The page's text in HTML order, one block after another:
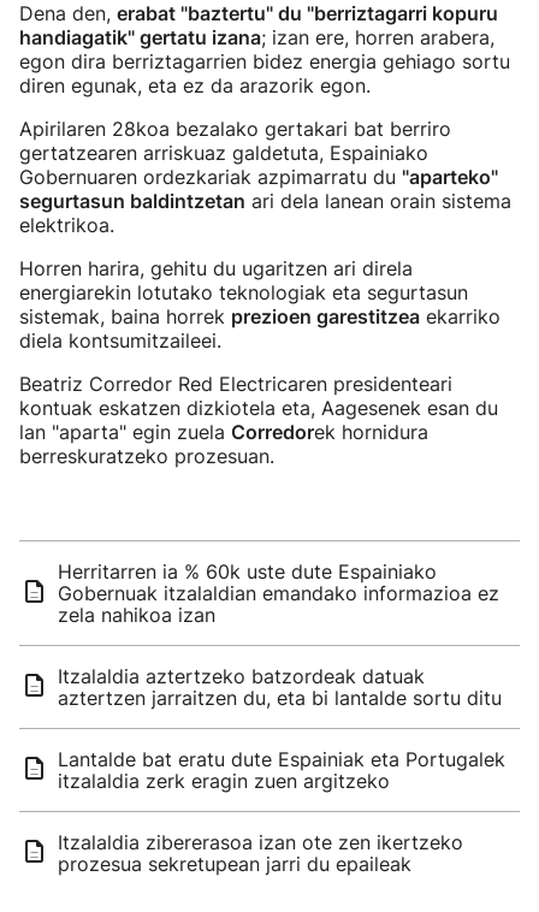
Dena den, erabat "baztertu" du "berriztagarri kopuru
handiagatik" gertatu izana; izan ere, horren arabera,
egon dira berriztagarrien bidez energia gehiago sortu
diren egunak, eta ez da arazorik egon.
Apirilaren 28koa bezalako gertakari bat berriro
gertatzearen arriskuaz galdetuta, Espainiako
Gobernuaren ordezkariak azpimarratu du "aparteko"
segurtasun baldintzetan ari dela lanean orain sistema
elektrikoa.
Horren harira, gehitu du ugaritzen ari direla
energiarekin lotutako teknologiak eta segurtasun
sistemak, baina horrek prezioen garestitzea ekarriko
diela kontsumitzaileei.
Beatriz Corredor Red Electricaren presidenteari
kontuak eskatzen dizkiotela eta, Aagesenek esan du
lan "aparta" egin zuela Corredorek hornidura
berreskuratzeko prozesuan.
Herritarren ia % 60k uste dute Espainiako
Gobernuak itzalaldian emandako informazioa ez
zela nahikoa izan
Itzalaldia aztertzeko batzordeak datuak
aztertzen jarraitzen du, eta bi lantalde sortu ditu
Lantalde bat eratu dute Espainiak eta Portugalek
itzalaldia zerk eragin zuen argitzeko
Itzalaldia zibererasoa izan ote zen ikertzeko
prozesua sekretupean jarri du epaileak